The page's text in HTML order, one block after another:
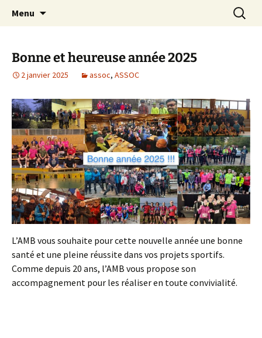
AMB55
Le site web de l'Association Multisports
Barisienne : Badminton, course à pied,
Menu
Bonne et heureuse année 2025
2 janvier 2025 assoc, ASSOC
L’AMB vous souhaite pour cette nouvelle année une bonne
santé et une pleine réussite dans vos projets sportifs.
Comme depuis 20 ans, l’AMB vous propose son
accompagnement pour les réaliser en toute convivialité.